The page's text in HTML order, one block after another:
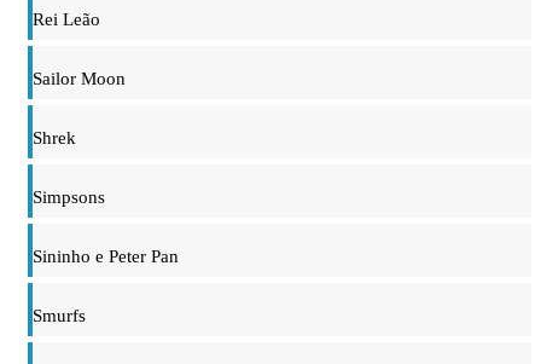
Rei Leão
Sailor Moon
Shrek
Simpsons
Sininho e Peter Pan
Smurfs